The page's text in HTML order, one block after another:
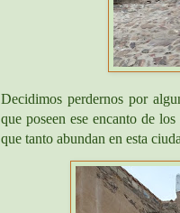
Decidimos perdernos por
que poseen ese encanto de
que tanto abundan en esta